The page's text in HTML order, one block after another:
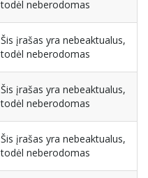
todėl neberodomas
Šis įrašas yra nebeaktualus,
todėl neberodomas
Šis įrašas yra nebeaktualus,
todėl neberodomas
Šis įrašas yra nebeaktualus,
todėl neberodomas